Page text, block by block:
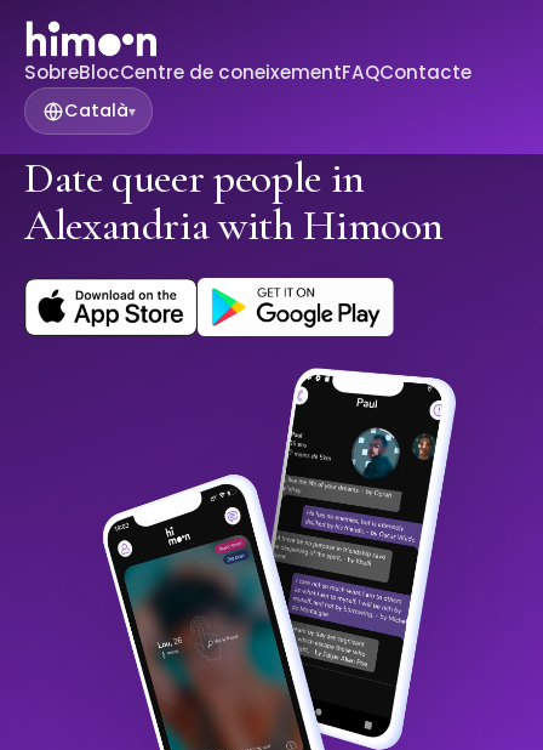
SobreBlocCentre de coneixementFAQContacte
Català▾
Date queer people in
Alexandria with Himoon